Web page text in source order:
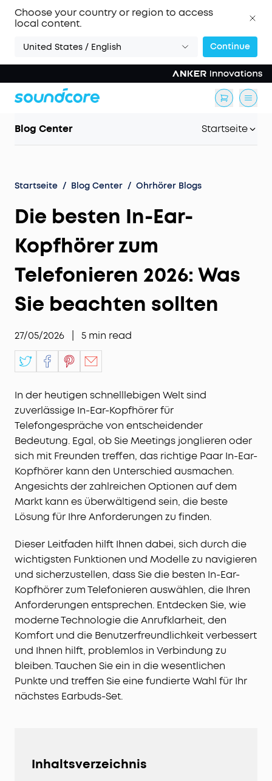
Choose your country or region to access
local content.
United States / English Continue
Blog Center Startseite
Startseite / Blog Center / Ohrhörer Blogs
Die besten In-Ear-
Kopfhörer zum
Telefonieren 2026: Was
Sie beachten sollten
27/05/2026 5 min read
In der heutigen schnelllebigen Welt sind
zuverlässige In-Ear-Kopfhörer für
Telefongespräche von entscheidender
Bedeutung. Egal, ob Sie Meetings jonglieren oder
sich mit Freunden treffen, das richtige Paar In-Ear-
Kopfhörer kann den Unterschied ausmachen.
Angesichts der zahlreichen Optionen auf dem
Markt kann es überwältigend sein, die beste
Lösung für Ihre Anforderungen zu finden.
Dieser Leitfaden hilft Ihnen dabei, sich durch die
wichtigsten Funktionen und Modelle zu navigieren
und sicherzustellen, dass Sie die besten In-Ear-
Kopfhörer zum Telefonieren auswählen, die Ihren
Anforderungen entsprechen. Entdecken Sie, wie
moderne Technologie die Anrufklarheit, den
Komfort und die Benutzerfreundlichkeit verbessert
und Ihnen hilft, problemlos in Verbindung zu
bleiben. Tauchen Sie ein in die wesentlichen
Punkte und treffen Sie eine fundierte Wahl für Ihr
nächstes Earbuds-Set.
Inhaltsverzeichnis